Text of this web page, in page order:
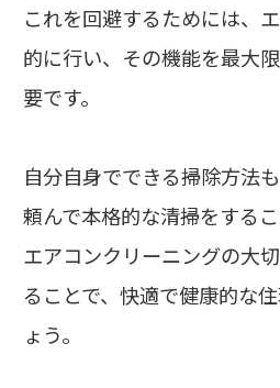
これを回避するためには、
的に行い、その機能を最大
要です。
自分自身でできる掃除方法
頼んで本格的な清掃をするこ
エアコンクリーニングの大
ることで、快適で健康的な
ょう。